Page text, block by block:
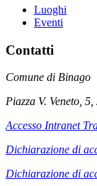
Luoghi
Eventi
Contatti
Comune di Binago
Piazza V. Veneto,
Accesso Intranet
Dichiarazione di
Dichiarazione di